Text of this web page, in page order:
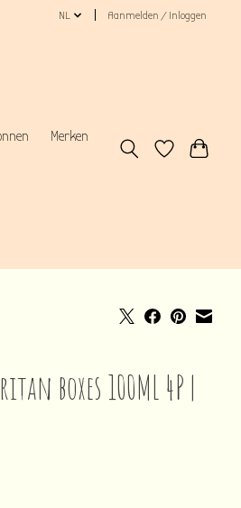
NL Aanmelden / Inloggen
Merken
boxes 100ML 4P |